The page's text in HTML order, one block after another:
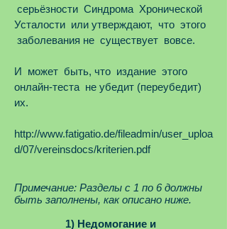
серьёзности Синдрома Хронической
Усталости или утверждают, что этого
заболевания не существует вовсе.
И может быть, что издание этого
онлайн-теста не убедит (переубедит)
их.
http://www.fatigatio.de/fileadmin/user_uploa
d/07/vereinsdocs/kriterien.pdf
Примечание: Разделы с 1 по 6 должны
быть заполнены, как описано ниже.
1) Недомогание и